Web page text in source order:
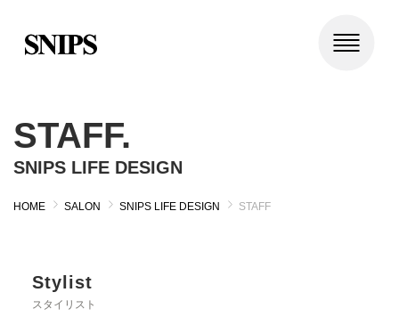
STAFF.
SNIPS LIFE DESIGN
HOME SALON SNIPS LIFE DESIGN STAFF
Stylist
スタイリスト